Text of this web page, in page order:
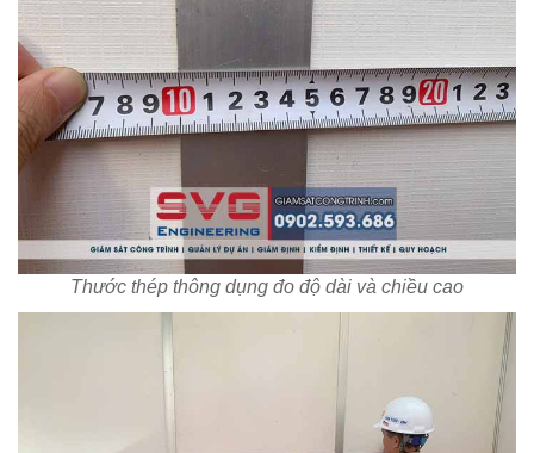
Thước thép thông dụng đo độ dài và chiều cao